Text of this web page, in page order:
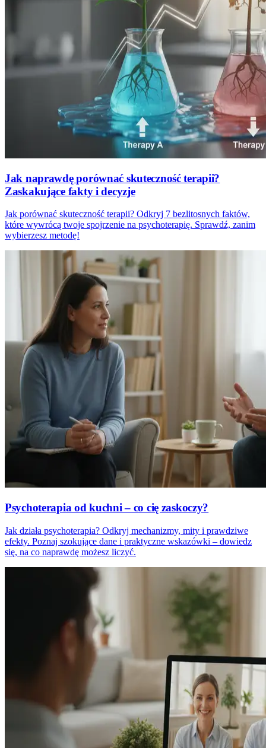
Jak naprawdę porównać skuteczność terapii?
Zaskakujące fakty i decyzje
Jak porównać skuteczność terapii? Odkryj 7 bezlitosnych faktów,
które wywrócą twoje spojrzenie na psychoterapię. Sprawdź, zanim
wybierzesz metodę!
Psychoterapia od kuchni – co cię zaskoczy?
Jak działa psychoterapia? Odkryj mechanizmy, mity i prawdziwe
efekty. Poznaj szokujące dane i praktyczne wskazówki – dowiedz
się, na co naprawdę możesz liczyć.